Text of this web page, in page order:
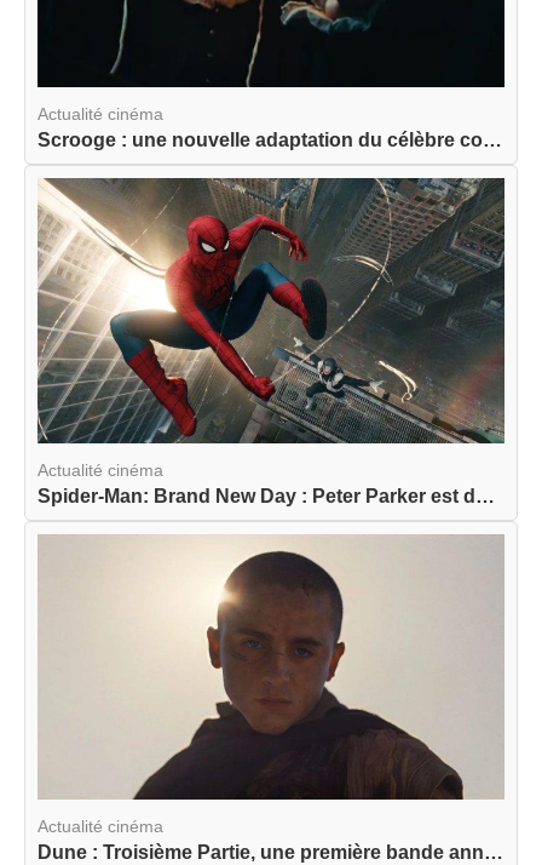
Actualité cinéma
Scrooge : une nouvelle adaptation du célèbre con...
Actualité cinéma
Spider-Man: Brand New Day : Peter Parker est de ...
Actualité cinéma
Dune : Troisième Partie, une première bande anno...